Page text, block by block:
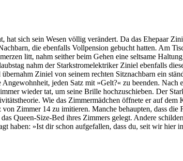
sich sein Wesen völlig verändert. Da das Ehepaar
die ebenfalls Vollpension gebucht hatten. Am
litt, nahm seither beim Gehen eine seltsame
nahm der Starkstromelektriker Ziniel ebenfalls
Ziniel von seinem rechten Sitznachbarn ein
jeden Satz mit »Gelt?« zu beenden.
wieder tat, um seine Brille hochzuschieben. Der
Wie das Zimmermädchen öffnete er auf
Zimmer 14 zu imitieren. Manche behaupten, dass
Queen-Size-Bed ihres Zimmers gelegt. Andere
haben: »Ist dir schon aufgefallen, dass du, seit wir hier